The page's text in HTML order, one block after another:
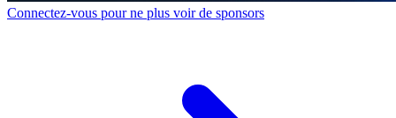
Connectez-vous pour ne plus voir de sponsors